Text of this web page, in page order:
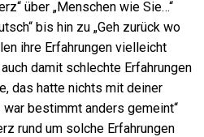
über „Menschen wie Sie…“
bis hin zu „Geh zurück wo
ihre Erfahrungen vielleicht
damit schlechte Erfahrungen
das hatte nichts mit deiner
war bestimmt anders gemeint“
rund um solche Erfahrungen